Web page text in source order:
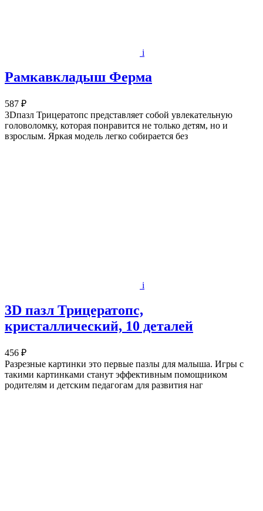
i
Рамкавкладыш Ферма
587 ₽
3Dпазл Трицератопс представляет собой увлекательную
головоломку, которая понравится не только детям, но и
взрослым. Яркая модель легко собирается без
i
3D пазл Трицератопс,
кристаллический, 10 деталей
456 ₽
Разрезные картинки это первые пазлы для малыша. Игры с
такими картинками станут эффективным помощником
родителям и детским педагогам для развития наг